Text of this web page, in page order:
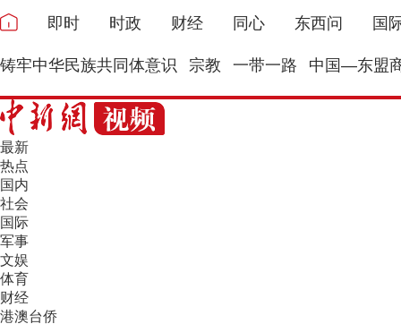
即时 时政 财经 同心 东西问 国
铸牢中华民族共同体意识 宗教 一带一路 中国—东盟
最新
热点
国内
社会
国际
军事
文娱
体育
财经
港澳台侨